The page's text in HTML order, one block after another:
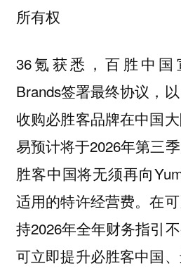
所有权
36氪获悉，百胜中国
Brands签署最终协议，
收购必胜客品牌在中国
易预计将于2026年第三
胜客中国将无须再向
适用的特许经营费。在
持2026年全年财务指引
可立即提升必胜客中国